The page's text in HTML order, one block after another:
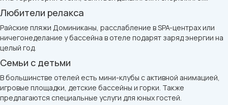
Любители релакса
Райские пляжи Доминиканы, расслабление в SPA-центрах или
ничегонеделание у бассейна в отеле подарят заряд энергии на
целый год.
Семьи с детьми
В большинстве отелей есть мини-клубы с активной анимацией,
игровые площадки, детские бассейны и горки. Также
предлагаются специальные услуги для юных гостей.